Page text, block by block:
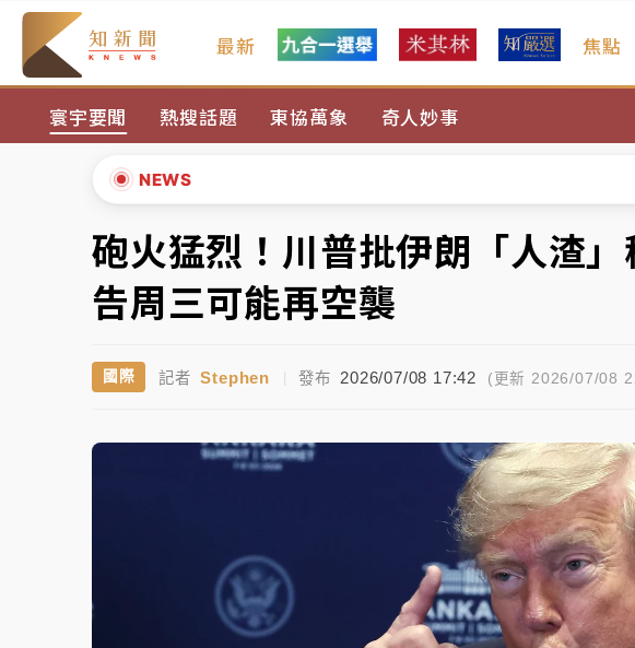
最新 焦點
寰宇要聞 熱搜話題 東協萬象 奇人妙事
NEWS
白海豚逼近！北市水門只出不進 未移置車輛最高罰4800＋拖吊
白海豚逼近！新北高灘地停車場下午4時強制拖吊 中午開放水
父親節玩樂園！六福村今明2天「爸爸免費」 遠雄海洋買1送1
中颱白海豚環流掠北海！今明防劇烈降雨 東部高溫飆38度
白海豚逼近！北市水門只出不進 未移置車輛最高罰4800＋拖
父親節玩樂園！六福村今明2天「爸爸免費」 遠雄海洋買1送1
中颱白海豚環流掠北海！今明防劇烈降雨 東部高溫飆38度
▲
▼
砲火猛烈！川普批伊朗「人渣
告周三可能再空襲
國際 記者 Stephen | 發布 2026/07/08 17:42 (更新 2026/07/08